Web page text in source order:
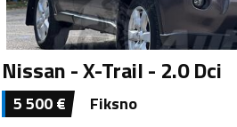
Nissan - X-Trail - 2.0 Dci
5 500€ Fiksno